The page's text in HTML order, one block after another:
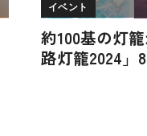
イベント
約100基の灯
路灯籠2024」